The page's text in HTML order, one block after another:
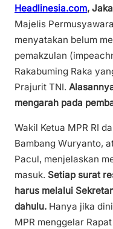
Headlinesia.com,
Majelis
menyatakan belum
pemakzulan
Rakabuming Raka
Prajurit TNI.
mengarah pada
Wakil Ketua MPR RI
Bambang Wuryanto,
Pacul, menjelaskan
masuk. Setiap surat
harus melalui
dahulu. Hanya jika
MPR menggelar